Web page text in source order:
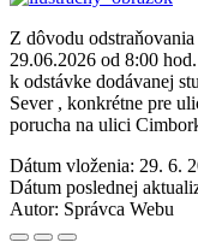
Z dôvodu
29.06.2026 od 8:00
k odstávke dodávanej
Sever , konkrétne pre
porucha na ulici
Dátum vloženia: 29. 6.
Dátum poslednej
Autor: Správca Webu